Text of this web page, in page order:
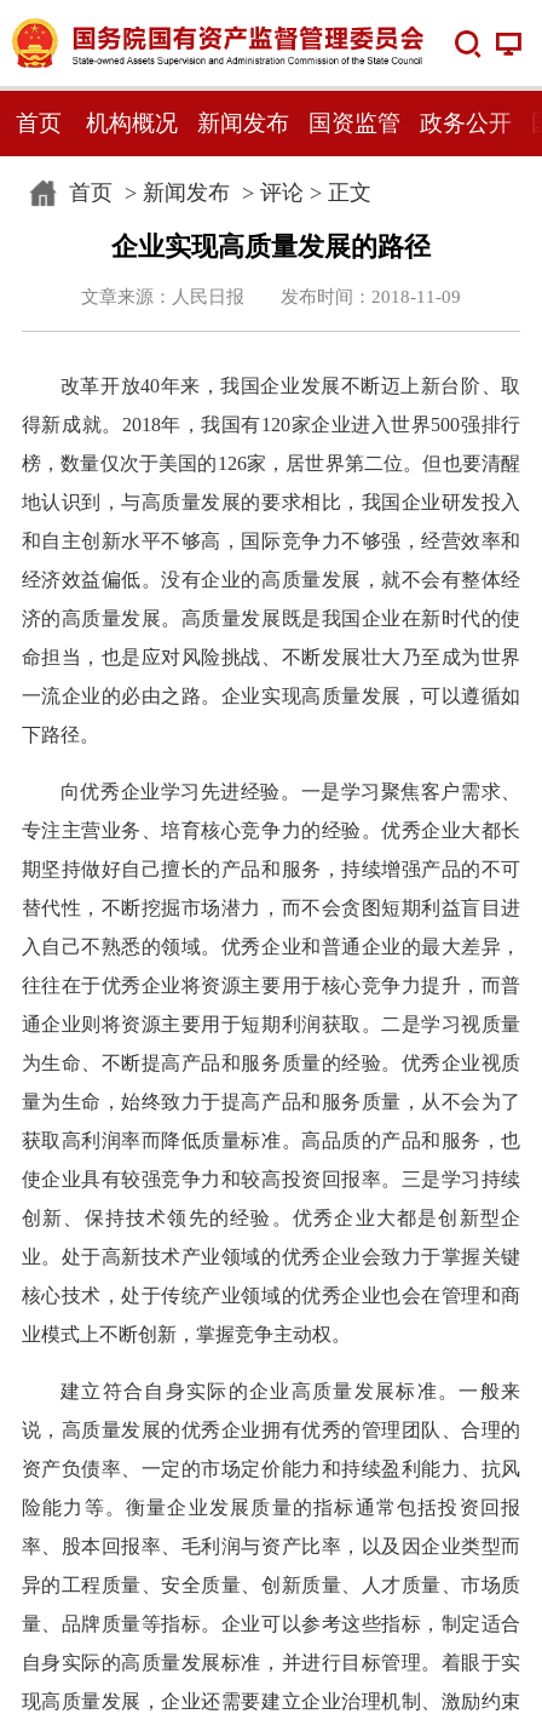
首页 机构概况 新闻发布 国资监管 政务公开
首页> 新闻发布> 评论 > 正文
企业实现高质量发展的路径
文章来源：人民日报 发布时间：2018-11-09
改革开放40年来，我国企业发展不断迈上新台阶、取
得新成就。2018年，我国有120家企业进入世界500强排行
榜，数量仅次于美国的126家，居世界第二位。但也要清醒
地认识到，与高质量发展的要求相比，我国企业研发投入
和自主创新水平不够高，国际竞争力不够强，经营效率和
经济效益偏低。没有企业的高质量发展，就不会有整体经
济的高质量发展。高质量发展既是我国企业在新时代的使
命担当，也是应对风险挑战、不断发展壮大乃至成为世界
一流企业的必由之路。企业实现高质量发展，可以遵循如
下路径。
向优秀企业学习先进经验。一是学习聚焦客户需求、
专注主营业务、培育核心竞争力的经验。优秀企业大都长
期坚持做好自己擅长的产品和服务，持续增强产品的不可
替代性，不断挖掘市场潜力，而不会贪图短期利益盲目进
入自己不熟悉的领域。优秀企业和普通企业的最大差异，
往往在于优秀企业将资源主要用于核心竞争力提升，而普
通企业则将资源主要用于短期利润获取。二是学习视质量
为生命、不断提高产品和服务质量的经验。优秀企业视质
量为生命，始终致力于提高产品和服务质量，从不会为了
获取高利润率而降低质量标准。高品质的产品和服务，也
使企业具有较强竞争力和较高投资回报率。三是学习持续
创新、保持技术领先的经验。优秀企业大都是创新型企
业。处于高新技术产业领域的优秀企业会致力于掌握关键
核心技术，处于传统产业领域的优秀企业也会在管理和商
业模式上不断创新，掌握竞争主动权。
建立符合自身实际的企业高质量发展标准。一般来
说，高质量发展的优秀企业拥有优秀的管理团队、合理的
资产负债率、一定的市场定价能力和持续盈利能力、抗风
险能力等。衡量企业发展质量的指标通常包括投资回报
率、股本回报率、毛利润与资产比率，以及因企业类型而
异的工程质量、安全质量、创新质量、人才质量、市场质
量、品牌质量等指标。企业可以参考这些指标，制定适合
自身实际的高质量发展标准，并进行目标管理。着眼于实
现高质量发展，企业还需要建立企业治理机制、激励约束